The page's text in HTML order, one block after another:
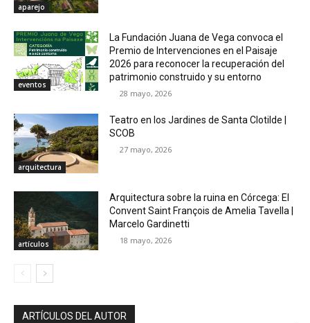
aparejo
eventos
La Fundación Juana de Vega convoca el
Premio de Intervenciones en el Paisaje
2026 para reconocer la recuperación del
patrimonio construido y su entorno
28 mayo, 2026
arquitectura
Teatro en los Jardines de Santa Clotilde |
SCOB
27 mayo, 2026
artículos
Arquitectura sobre la ruina en Córcega: El
Convent Saint François de Amelia Tavella |
Marcelo Gardinetti
18 mayo, 2026
ARTÍCULOS DEL AUTOR